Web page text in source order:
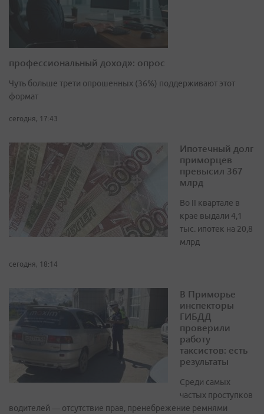
профессиональный доход»: опрос
Чуть больше трети опрошенных (36%) поддерживают этот
формат
сегодня, 17:43
Ипотечный долг
приморцев
превысил 367
млрд
Во II квартале в
крае выдали 4,1
тыс. ипотек на 20,8
млрд
сегодня, 18:14
В Приморье
инспекторы
ГИБДД
проверили
работу
таксистов: есть
результаты
Среди самых
частых проступков
водителей — отсутствие прав, пренебрежение ремнями